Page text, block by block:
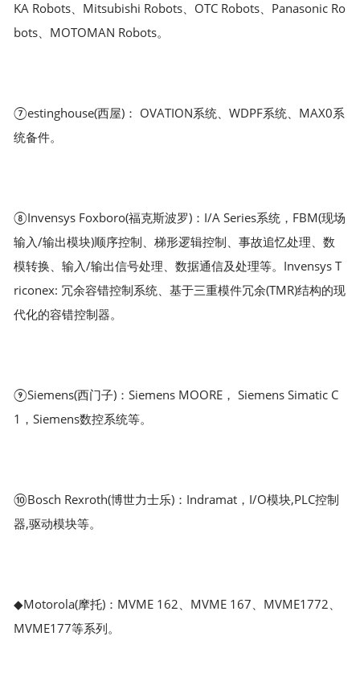
KA Robots、Mitsubishi Robots、OTC Robots、Panasonic Ro
bots、MOTOMAN Robots。
⑦estinghouse(西屋)： OVATION系统、WDPF系统、MAX0系
统备件。
⑧Invensys Foxboro(福克斯波罗)：I/A Series系统，FBM(现场
输入/输出模块)顺序控制、梯形逻辑控制、事故追忆处理、数
模转换、输入/输出信号处理、数据通信及处理等。Invensys T
riconex: 冗余容错控制系统、基于三重模件冗余(TMR)结构的现
代化的容错控制器。
⑨Siemens(西门子)：Siemens MOORE， Siemens Simatic C
1，Siemens数控系统等。
⑩Bosch Rexroth(博世力士乐)：Indramat，I/O模块,PLC控制
器,驱动模块等。
◆Motorola(摩托)：MVME 162、MVME 167、MVME1772、
MVME177等系列。